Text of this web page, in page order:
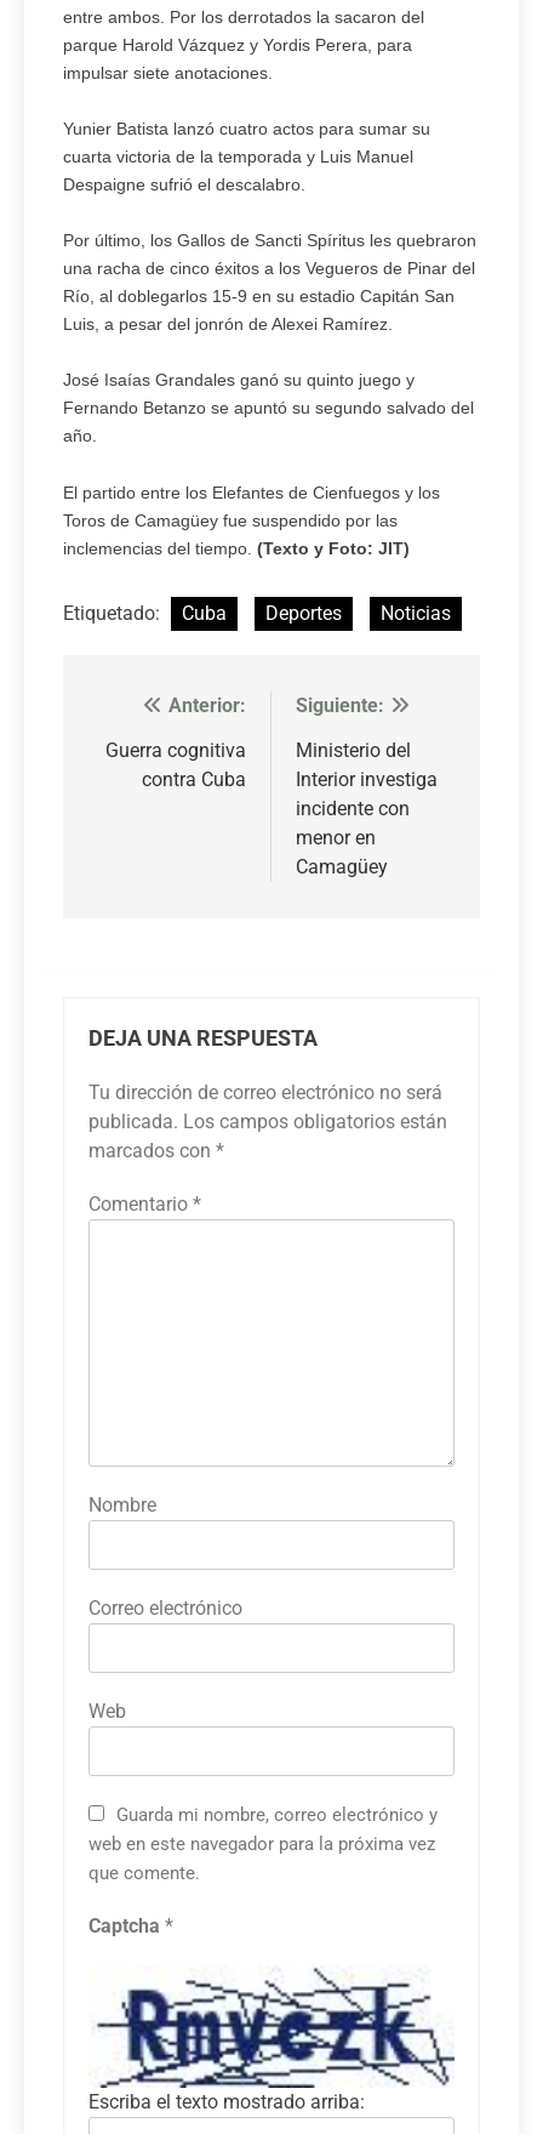
entre ambos. Por los derrotados la sacaron del
parque Harold Vázquez y Yordis Perera, para
impulsar siete anotaciones.
Yunier Batista lanzó cuatro actos para sumar su
cuarta victoria de la temporada y Luis Manuel
Despaigne sufrió el descalabro.
Por último, los Gallos de Sancti Spíritus les quebraron
una racha de cinco éxitos a los Vegueros de Pinar del
Río, al doblegarlos 15-9 en su estadio Capitán San
Luis, a pesar del jonrón de Alexei Ramírez.
José Isaías Grandales ganó su quinto juego y
Fernando Betanzo se apuntó su segundo salvado del
año.
El partido entre los Elefantes de Cienfuegos y los
Toros de Camagüey fue suspendido por las
inclemencias del tiempo. (Texto y Foto: JIT)
Etiquetado: Cuba Deportes Noticias
Navegación
de
Anterior:
Guerra cognitiva
contra Cuba
Siguiente:
Ministerio del
Interior investiga
incidente con
menor en
Camagüey
DEJA UNA RESPUESTA
Tu dirección de correo electrónico no será
publicada. Los campos obligatorios están
marcados con *
Comentario *
Nombre
Correo electrónico
Web
Guarda mi nombre, correo electrónico y
web en este navegador para la próxima vez
que comente.
Captcha *
Escriba el texto mostrado arriba: